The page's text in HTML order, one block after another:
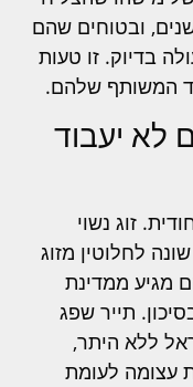
ובטוחים שהם
בדיוק. זו טעות
המשותף שלהם.
לא יעבוד
זוג נשוי
לחלוטין מזוג
מגיע ממדינת
תייר שפג
ללא היתר,
עצומה לעומת